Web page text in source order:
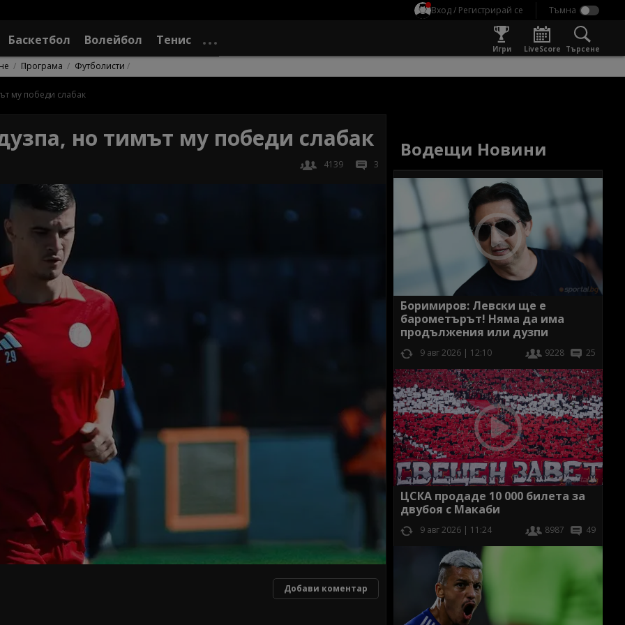
Вход / Регистрирай се
Баскетбол Волейбол Тенис
Игри LiveScore Търсене
Програма Футболисти
му победи слабак
но тимът му победи слабак
4139 3
Добави коментар
Водещи Новини
Боримиров: Левски ще е
барометърът! Няма да има
продължения или дузпи
9 авг 2026 | 12:10 9228 25
ЦСКА продаде 10 000 билета за
двубоя с Макаби
9 авг 2026 | 11:24 8987 49